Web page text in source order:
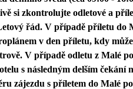
si zkontrolujte odletové a
řád. V případě příletu do
v den příletu, kdy
V případě odletu z Malé
s následným delším čekání
zájezdu s příletem do Malé